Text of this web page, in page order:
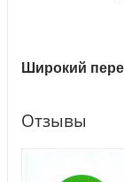
Широкий
Отзывы